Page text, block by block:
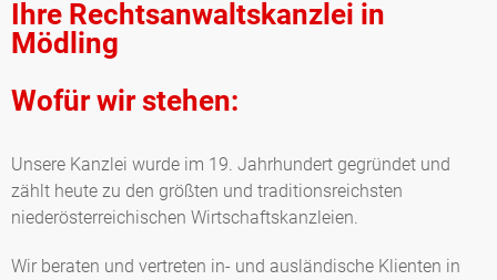
Ihre Rechtsanwaltskanzlei in
Mödling
Wofür wir stehen:
Unsere Kanzlei wurde im 19. Jahrhundert gegründet und
zählt heute zu den größten und traditionsreichsten
niederösterreichischen Wirtschaftskanzleien.
Wir beraten und vertreten in- und ausländische Klienten in